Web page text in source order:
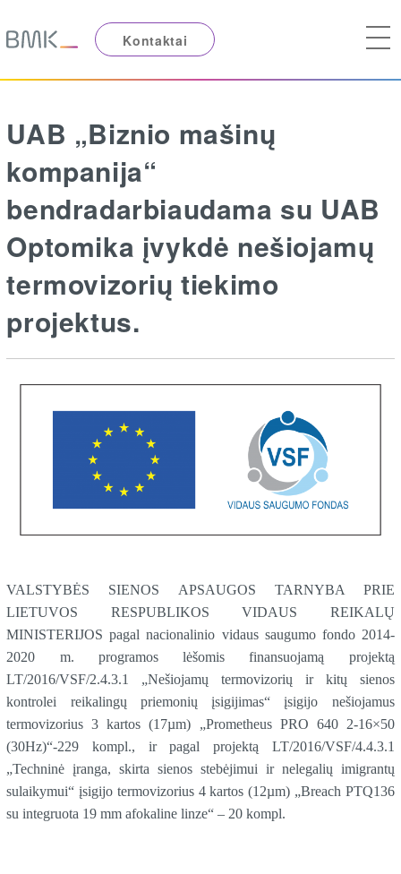
Kontaktai
UAB „Biznio mašinų
kompanija“
bendradarbiaudama su UAB
Optomika įvykdė nešiojamų
termovizorių tiekimo
projektus.
VALSTYBĖS SIENOS APSAUGOS TARNYBA PRIE
LIETUVOS RESPUBLIKOS VIDAUS REIKALŲ
MINISTERIJOS pagal nacionalinio vidaus saugumo fondo 2014-
2020 m. programos lėšomis finansuojamą projektą
LT/2016/VSF/2.4.3.1 „Nešiojamų termovizorių ir kitų sienos
kontrolei reikalingų priemonių įsigijimas“ įsigijo nešiojamus
termovizorius 3 kartos (17µm) „Prometheus PRO 640 2-16×50
(30Hz)“-229 kompl., ir pagal projektą LT/2016/VSF/4.4.3.1
„Techninė įranga, skirta sienos stebėjimui ir nelegalių imigrantų
sulaikymui“ įsigijo termovizorius 4 kartos (12µm) „Breach PTQ136
su integruota 19 mm afokaline linze“ – 20 kompl.